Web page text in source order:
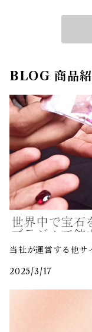
BLOG 商品
当社が運営する他サ
2025/3/17